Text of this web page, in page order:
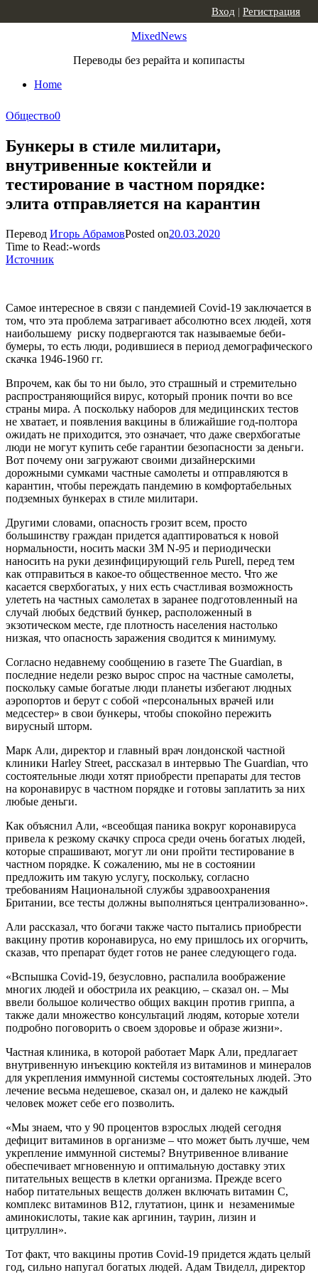
MixedNews
Переводы без рерайта и копипасты
Home
Вход | Регистрация
Общество0
Бункеры в стиле милитари,
внутривенные коктейли и
тестирование в частном порядке:
элита отправляется на карантин
Перевод Игорь АбрамовPosted on20.03.2020
Time to Read:-words
Источник
Самое интересное в связи с пандемией Covid-19 заключается в
том, что эта проблема затрагивает абсолютно всех людей, хотя
наибольшему риску подвергаются так называемые беби-
бумеры, то есть люди, родившиеся в период демографического
скачка 1946-1960 гг.
Впрочем, как бы то ни было, это страшный и стремительно
распространяющийся вирус, который проник почти во все
страны мира. А поскольку наборов для медицинских тестов
не хватает, и появления вакцины в ближайшие год-полтора
ожидать не приходится, это означает, что даже сверхбогатые
люди не могут купить себе гарантии безопасности за деньги.
Вот почему они загружают своими дизайнерскими
дорожными сумками частные самолеты и отправляются в
карантин, чтобы переждать пандемию в комфортабельных
подземных бункерах в стиле милитари.
Другими словами, опасность грозит всем, просто
большинству граждан придется адаптироваться к новой
нормальности, носить маски 3M N-95 и периодически
наносить на руки дезинфицирующий гель Purell, перед тем
как отправиться в какое-то общественное место. Что же
касается сверхбогатых, у них есть счастливая возможность
улететь на частных самолетах в заранее подготовленный на
случай любых бедствий бункер, расположенный в
экзотическом месте, где плотность населения настолько
низкая, что опасность заражения сводится к минимуму.
Согласно недавнему сообщению в газете The Guardian, в
последние недели резко вырос спрос на частные самолеты,
поскольку самые богатые люди планеты избегают людных
аэропортов и берут с собой «персональных врачей или
медсестер» в свои бункеры, чтобы спокойно пережить
вирусный шторм.
Марк Али, директор и главный врач лондонской частной
клиники Harley Street, рассказал в интервью The Guardian, что
состоятельные люди хотят приобрести препараты для тестов
на коронавирус в частном порядке и готовы заплатить за них
любые деньги.
Как объяснил Али, «всеобщая паника вокруг коронавируса
привела к резкому скачку спроса среди очень богатых людей,
которые спрашивают, могут ли они пройти тестирование в
частном порядке. К сожалению, мы не в состоянии
предложить им такую услугу, поскольку, согласно
требованиям Национальной службы здравоохранения
Британии, все тесты должны выполняться централизованно».
Али рассказал, что богачи также часто пытались приобрести
вакцину против коронавируса, но ему пришлось их огорчить,
сказав, что препарат будет готов не ранее следующего года.
«Вспышка Covid-19, безусловно, распалила воображение
многих людей и обострила их реакцию, – сказал он. – Мы
ввели большое количество общих вакцин против гриппа, а
также дали множество консультаций людям, которые хотели
подробно поговорить о своем здоровье и образе жизни».
Частная клиника, в которой работает Марк Али, предлагает
внутривенную инъекцию коктейля из витаминов и минералов
для укрепления иммунной системы состоятельных людей. Это
лечение весьма недешевое, сказал он, и далеко не каждый
человек может себе его позволить.
«Мы знаем, что у 90 процентов взрослых людей сегодня
дефицит витаминов в организме – что может быть лучше, чем
укрепление иммунной системы? Внутривенное вливание
обеспечивает мгновенную и оптимальную доставку этих
питательных веществ в клетки организма. Прежде всего
набор питательных веществ должен включать витамин С,
комплекс витаминов В12, глутатион, цинк и незаменимые
аминокислоты, такие как аргинин, таурин, лизин и
цитруллин».
Тот факт, что вакцины против Covid-19 придется ждать целый
год, сильно напугал богатых людей. Адам Твиделл, директор